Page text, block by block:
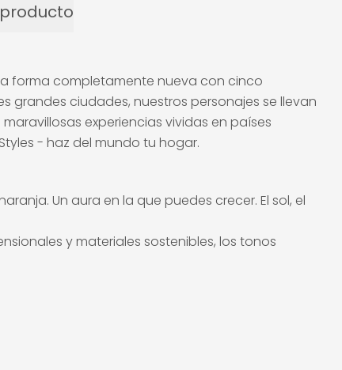
forma completamente nueva con cinco
grandes ciudades, nuestros personajes se llevan
experiencias vividas en países
- haz del mundo tu hogar.
Un aura en la que puedes crecer. El sol, el
y materiales sostenibles, los tonos